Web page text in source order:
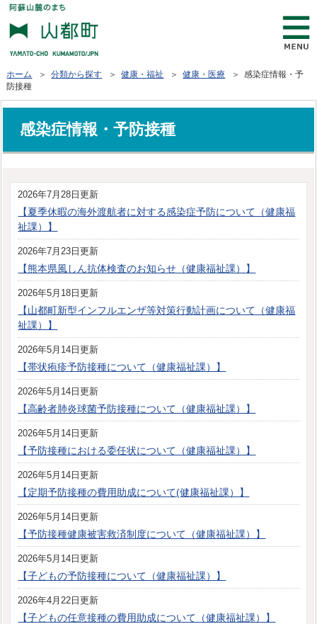
ホーム ＞分類から探す ＞健康・福祉 ＞健康・医療 ＞ 感染症情報・予
防接種
感染症情報・予防接種
2026年7月28日更新
【夏季休暇の海外渡航者に対する感染症予防について（健康福
祉課）】
2026年7月23日更新
【熊本県風しん抗体検査のお知らせ（健康福祉課）】
2026年5月18日更新
【山都町新型インフルエンザ等対策行動計画について（健康福
祉課）】
2026年5月14日更新
【帯状疱疹予防接種について（健康福祉課）】
2026年5月14日更新
【高齢者肺炎球菌予防接種について（健康福祉課）】
2026年5月14日更新
【予防接種における委任状について（健康福祉課）】
2026年5月14日更新
【定期予防接種の費用助成について(健康福祉課）】
2026年5月14日更新
【予防接種健康被害救済制度について（健康福祉課）】
2026年5月14日更新
【子どもの予防接種について（健康福祉課）】
2026年4月22日更新
【子どもの任意接種の費用助成について（健康福祉課）】